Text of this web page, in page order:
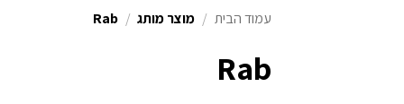
Rab
עמוד הבית / מוצר מותג /
Rab